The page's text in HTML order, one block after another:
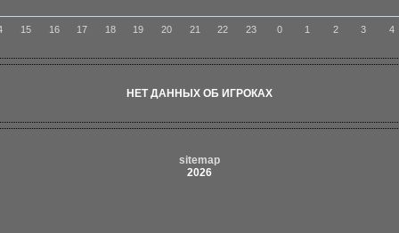
15 16 17 18 19 20 21 22 23 0 1 2 3 4
НЕТ ДАННЫХ ОБ ИГРОКАХ
sitemap
2026